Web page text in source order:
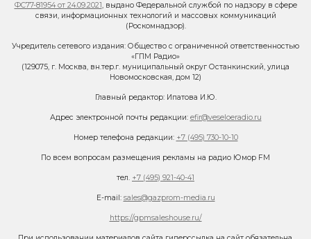
ФС77-81954 от 24.09.2021, выдано Федеральной службой по надзору в сфере
связи, информационных технологий и массовых коммуникаций
(Роскомнадзор).
Учредитель сетевого издания: Общество с ограниченной ответственностью
«ГПМ Радио»
(129075, г. Москва, вн.тер.г. муниципальный округ Останкинский, улица
Новомосковская, дом 12)
Главный редактор: Ипатова И.Ю.
Адрес электронной почты редакции: efir@veseloeradio.ru
Номер телефона редакции: +7 (495) 730-10-10
По всем вопросам размещения рекламы на радио Юмор FM
тел. +7 (495) 921-40-41
E-mail: sales@gazprom-media.ru
https://gpmsaleshouse.ru/